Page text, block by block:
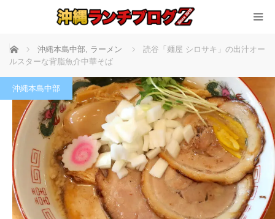
ホーム 沖縄本島中部, ラーメン
読谷「麺屋 シロサキ」の出汁オー
ルスターな背脂魚介中華そば
沖縄本島中部